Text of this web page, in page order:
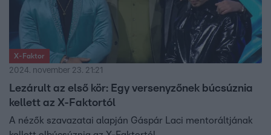
X-Faktor
2024. november 23. 21:21
Lezárult az első kör: Egy versenyzőnek búcsúznia
kellett az X-Faktortól
A nézők szavazatai alapján Gáspár Laci mentoráltjának